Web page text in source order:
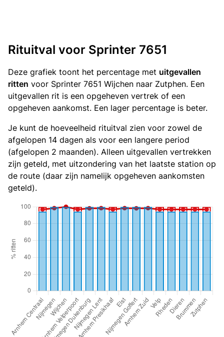
Rituitval voor Sprinter 7651
Deze grafiek toont het percentage met uitgevallen
ritten voor Sprinter 7651 Wijchen naar Zutphen. Een
uitgevallen rit is een opgeheven vertrek of een
opgeheven aankomst. Een lager percentage is beter.
Je kunt de hoeveelheid rituitval zien voor zowel de
afgelopen 14 dagen als voor een langere period
(afgelopen 2 maanden). Alleen uitgevallen vertrekken
zijn geteld, met uitzondering van het laatste station op
de route (daar zijn namelijk opgeheven aankomsten
geteld).